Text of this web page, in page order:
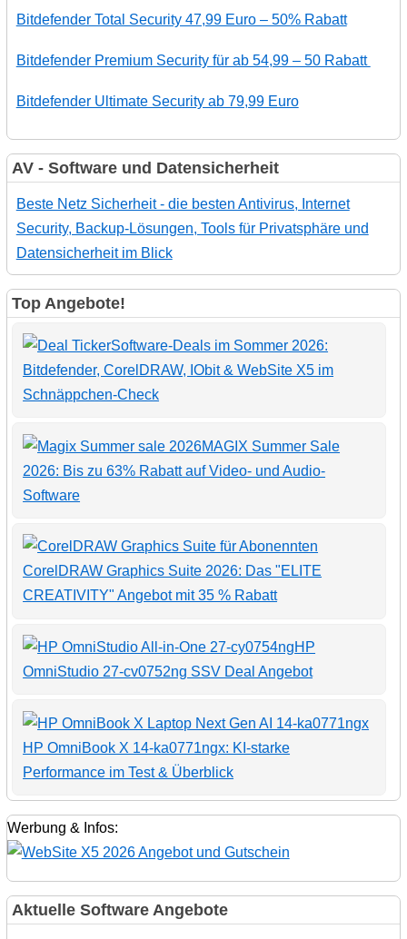
Bitdefender Total Security 47,99 Euro – 50% Rabatt
Bitdefender Premium Security für ab 54,99 – 50 Rabatt
Bitdefender Ultimate Security ab 79,99 Euro
AV - Software und Datensicherheit
Beste Netz Sicherheit - die besten Antivirus, Internet
Security, Backup-Lösungen, Tools für Privatsphäre und
Datensicherheit im Blick
Top Angebote!
Software-Deals im Sommer 2026:
Bitdefender, CorelDRAW, IObit & WebSite X5 im
Schnäppchen-Check
MAGIX Summer Sale
2026: Bis zu 63% Rabatt auf Video- und Audio-
Software
CorelDRAW Graphics Suite 2026: Das "ELITE
CREATIVITY" Angebot mit 35 % Rabatt
HP
OmniStudio 27-cv0752ng SSV Deal Angebot
HP OmniBook X 14-ka0771ngx: KI-starke
Performance im Test & Überblick
Werbung & Infos:
Aktuelle Software Angebote